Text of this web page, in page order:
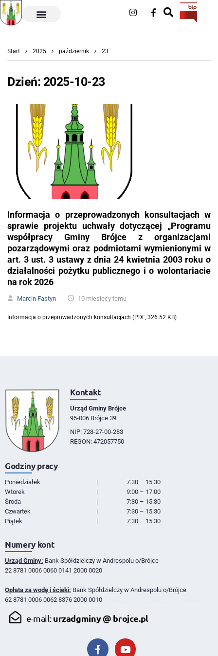
Start 2025 październik 23
Dzień: 2025-10-23
Informacja o przeprowadzonych konsultacjach w
sprawie projektu uchwały dotyczącej „Programu
współpracy Gminy Brójce z organizacjami
pozarządowymi oraz podmiotami wymienionymi w
art. 3 ust. 3 ustawy z dnia 24 kwietnia 2003 roku o
działalności pożytku publicznego i o wolontariacie
na rok 2026
Marcin Fastyn 10 miesięcy temu
Informacja o przeprowadzonych konsultacjach (PDF, 326.52 KB)
Kontakt
Urząd Gminy Brójce
95-006 Brójce 39
NIP: 728-27-00-283
REGON: 472057750
Godziny pracy
Poniedziałek |
7:30 – 15:30
Wtorek
|
9:00 – 17:00
Środa
|
7:30 – 15:30
Czwartek
|
7:30 – 15:30
Piątek
| 7:30 – 15:30
Numery kont
Urząd Gminy: Bank Spółdzielczy w Andrespolu o/Brójce
22 8781 0006 0060 0141 2000 0020
Opłata za wodę i ścieki: Bank Spółdzielczy w Andrespolu o/Brójce
62 8781 0006 0062 8376 2000 0010
e-mail:urzadgminy @ brojce.pl